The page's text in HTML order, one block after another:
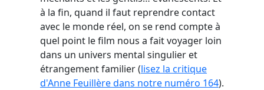
à la fin, quand il faut reprendre contact
avec le monde réel, on se rend compte à
quel point le film nous a fait voyager loin
dans un univers mental singulier et
étrangement familier (lisez la critique
d'Anne Feuillère dans notre numéro 164).